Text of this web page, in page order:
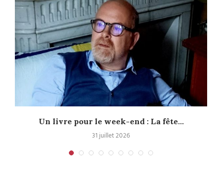
Un livre pour le week-end : La fête...
31 juillet 2026